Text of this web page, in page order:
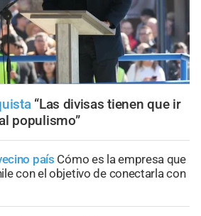
“Las divisas tienen que ir
populismo”
país Cómo es la empresa que
con el objetivo de conectarla con